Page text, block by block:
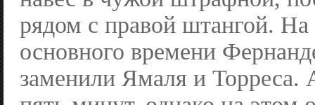
рядом с правой штангой. На
основного времени
заменили Ямаля и Торреса.